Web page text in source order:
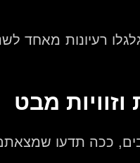
רעיונות מאחד
מבט
ככה תדעו